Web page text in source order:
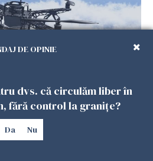
de un F-16
intrat ilegal în spațiul
DE OPINIE
dvs. că circulăm liber în
fără control la granițe?
Da Nu